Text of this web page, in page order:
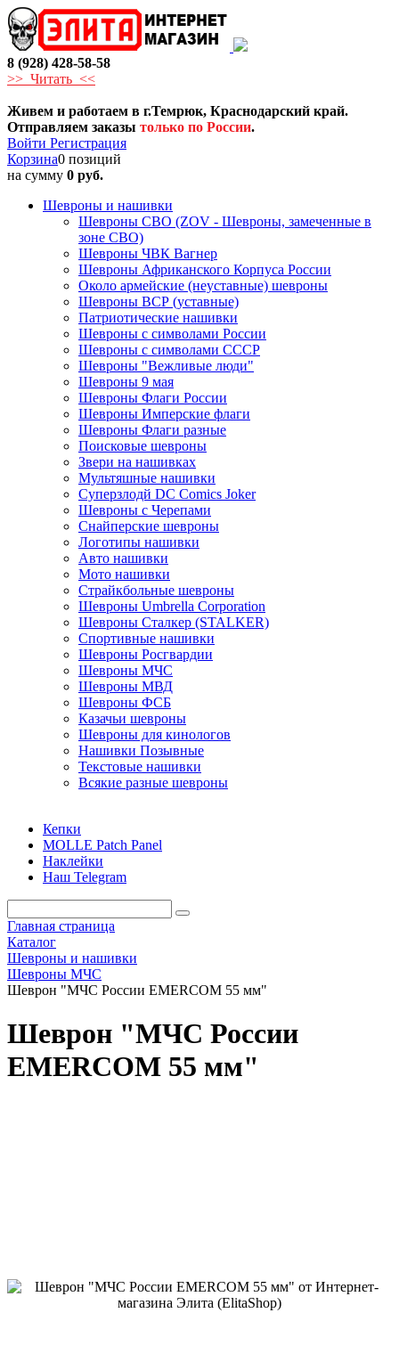
8 (928) 428-58-58
>> Читать <<
Живем и работаем в г.Темрюк, Краснодарский край.
Отправляем заказы только по России.
Войти Регистрация
Корзина0 позиций
на сумму 0 руб.
Шевроны и нашивки
Шевроны СВО (ZOV - Шевроны, замеченные в
зоне СВО)
Шевроны ЧВК Вагнер
Шевроны Африканского Корпуса России
Около армейские (неуставные) шевроны
Шевроны ВСР (уставные)
Патриотические нашивки
Шевроны с символами России
Шевроны с символами СССР
Шевроны "Вежливые люди"
Шевроны 9 мая
Шевроны Флаги России
Шевроны Имперские флаги
Шевроны Флаги разные
Поисковые шевроны
Звери на нашивках
Мультяшные нашивки
Суперзлодй DC Comics Joker
Шевроны с Черепами
Снайперские шевроны
Логотипы нашивки
Авто нашивки
Мото нашивки
Страйкбольные шевроны
Шевроны Umbrella Corporation
Шевроны Сталкер (STALKER)
Спортивные нашивки
Шевроны Росгвардии
Шевроны МЧС
Шевроны МВД
Шевроны ФСБ
Казачьи шевроны
Шевроны для кинологов
Нашивки Позывные
Текстовые нашивки
Всякие разные шевроны
Кепки
MOLLE Patch Panel
Наклейки
Наш Telegram
Главная страница
Каталог
Шевроны и нашивки
Шевроны МЧС
Шеврон "МЧС России EMERCOM 55 мм"
Шеврон "МЧС России
EMERCOM 55 мм"